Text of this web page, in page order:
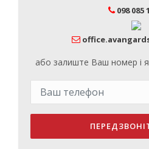
098 085
або залиште Ваш номер і